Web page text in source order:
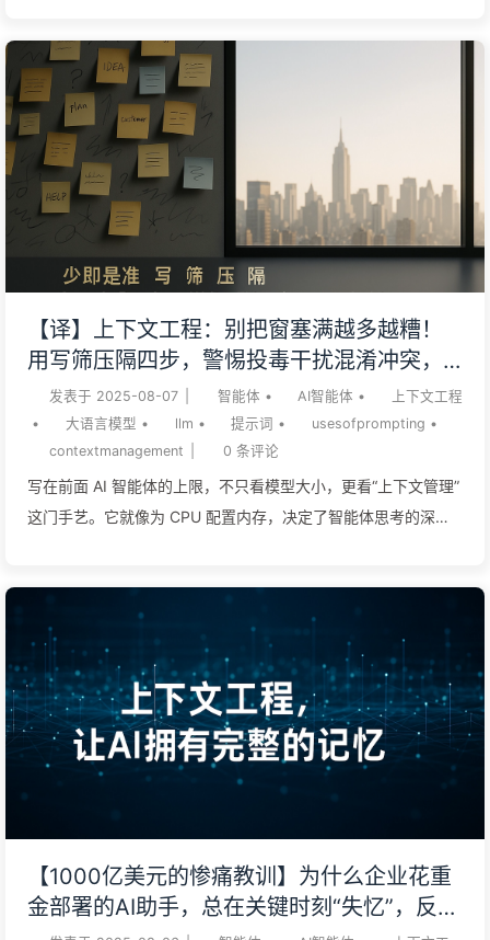
Amazon、Spotify、Apple——三家万亿级公司用三种命运，诠
释同一条定律：能跨越组织-架构同步周期的人赢，卡在错配里的
人输。 AI 代理正在进入组织架构图。当节点不再全是人类，康
威定律的下一个 56 年，从这里开始。 我常跟一把手讲一句话：
你们公司的 AI 项目能不能跑出来，在你选什么模型之前，组织
架构图已经给了答案。 这不是我坐在咨询室里编出来的判断。它
来自我过去几年陪电信运营商、制造业 CIO、金融机构数字化负
责人做 AI 转型的真实观察——同样一套 LLM、同一批供应商、
图拿出来一对比，差异在那。 这条判断的源头，是 1968 年一个
叫 Melvin Conway 的程序员。他在《Datamation》杂志发了一
篇 4 页的论文，说了一句让后来所有 CTO 都得...
【译】上下文工程：别把窗塞满越多越糟！
用写筛压隔四步，警惕投毒干扰混淆冲突，
把噪声挡窗外——慢慢学AI170
发表于 2025-08-07 智能体 • AI智能体 •
上下文工程
•
大语言模型 • llm • 提示词 • usesofprompting •
contextmanagement
0 条评论
写在前面 AI 智能体的上限，不只看模型大小，更看“上下文管理”
这门手艺。它就像为 CPU 配置内存，决定了智能体思考的深度
隔”四字诀管理 AI 上下文，把有限的“内存”用在刀刃上，实现降
本增效。 未来的竞争是系统效率的竞争。用多智能体架构“隔离”
任务，让每个智能体在自己的小窗口里做到极致，是构建复杂任
务系统的关键。 核心摘要智能体（Agent）执行任务离不开上下
文（Context）。所谓“上下文工程”，正是在智能体执行任务的每
一步，都为其上下文窗口精准注入恰当信息的艺术与科学。本文
将当下主流智能体所采用的上下文工程策略，归纳为几大通用模
LLM 是 CPU，而它的“上下文窗口”就是 RAM，充当着模型的工
作记忆。正如 RAM 的容量有限，LLM 的上下文窗口在处理各种
【1000亿美元的惨痛教训】为什么企业花重
金部署的AI助手，总在关键时刻“失忆”，反而